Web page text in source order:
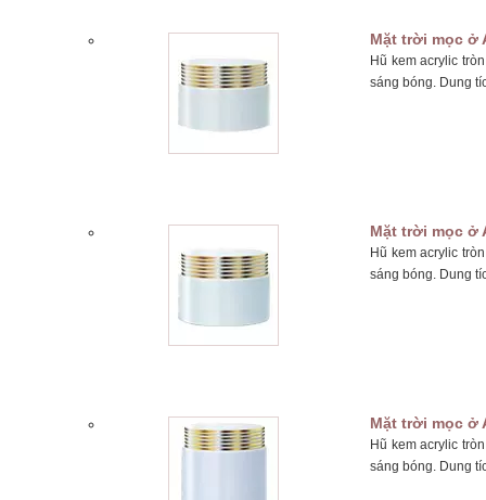
Mặt trời mọc ở
Hũ kem acrylic
sáng bóng. Dung
Mặt trời mọc ở
Hũ kem acrylic
sáng bóng. Dung
Mặt trời mọc ở
Hũ kem acrylic
sáng bóng. Dung